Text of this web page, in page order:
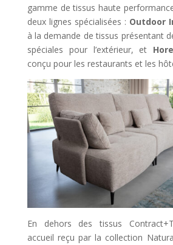
gamme de tissus haute
deux lignes spécialisées : Outdoor
à la demande de tissus présentant
spéciales pour l’extérieur, et
conçu pour les restaurants et les
En dehors des tissus
accueil reçu par la collection